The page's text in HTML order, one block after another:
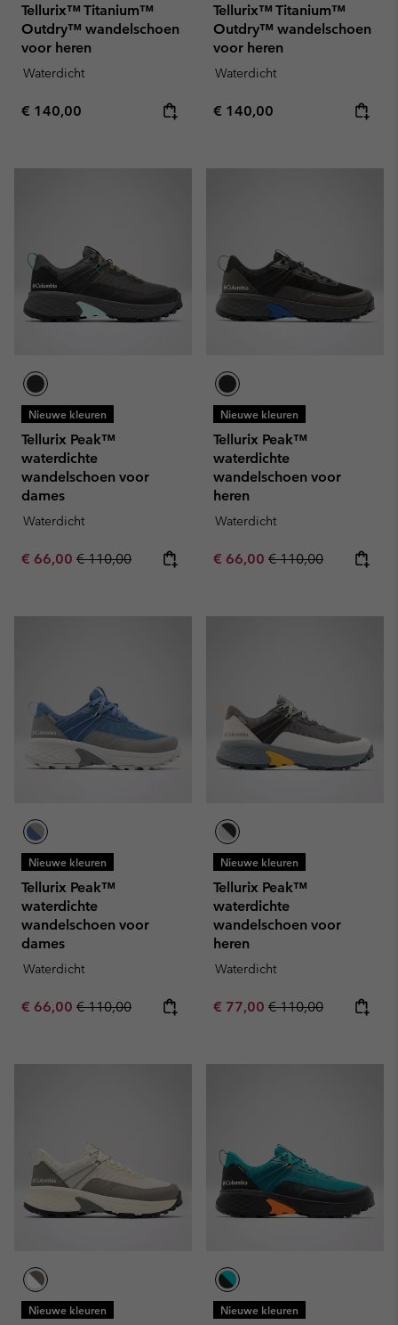
Tellurix™ Titanium™
Outdry™ wandelschoen
voor heren
Waterdicht
Regular price:
€ 140,00
Tellurix™ Titanium™
Outdry™ wandelschoen
voor heren
Waterdicht
Regular price:
€ 140,00
Nieuwe kleuren
Tellurix Peak™
waterdichte
wandelschoen voor
dames
Waterdicht
Sale price:
€ 66,00 Regular price:
€ 110,00
Nieuwe kleuren
Tellurix Peak™
waterdichte
wandelschoen voor
heren
Waterdicht
Sale price:
€ 66,00 Regular price:
€ 110,00
Nieuwe kleuren
Tellurix Peak™
waterdichte
wandelschoen voor
dames
Waterdicht
Sale price:
€ 66,00 Regular price:
€ 110,00
Nieuwe kleuren
Tellurix Peak™
waterdichte
wandelschoen voor
heren
Waterdicht
Sale price:
€ 77,00 Regular price:
€ 110,00
Nieuwe kleuren Nieuwe kleuren